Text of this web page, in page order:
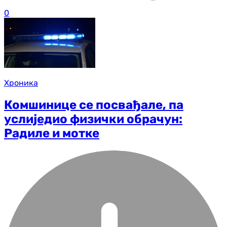
0
Хроника
Комшинице се посвађале, па
услиједио физички обрачун:
Радиле и мотке